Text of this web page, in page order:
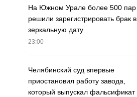
На Южном Урале более 500 пар
решили зарегистрировать брак в
зеркальную дату
23:00
Челябинский суд впервые
приостановил работу завода,
который выпускал фальсификат